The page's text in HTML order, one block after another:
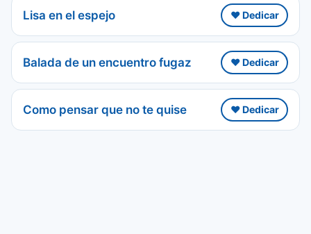
Lisa en el espejo ❤️ Dedicar
Balada de un encuentro fugaz ❤️ Dedicar
Como pensar que no te quise ❤️ Dedicar